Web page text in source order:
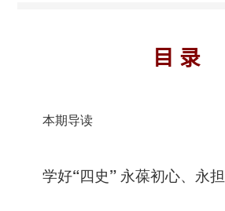
目 录
本期导读
学好“四史” 永葆初心、永